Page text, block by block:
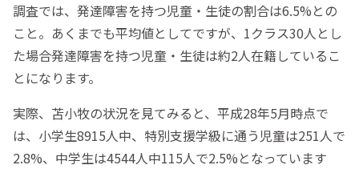
調査では、発達障害を持つ児童・生徒の割合は6.5%との
こと。あくまでも平均値としてですが、1クラス30人とし
た場合発達障害を持つ児童・生徒は約2人在籍しているこ
とになります。
実際、苫小牧の状況を見てみると、平成28年5月時点で
は、小学生8915人中、特別支援学級に通う児童は251人で
2.8%、中学生は4544人中115人で2.5%となっています